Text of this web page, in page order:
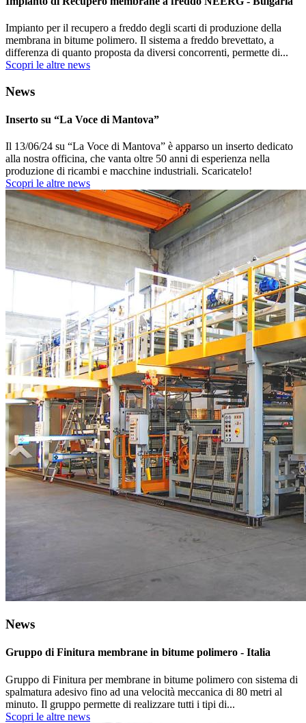
Impianto per il recupero a freddo degli scarti di produzione della
membrana in bitume polimero. Il sistema a freddo brevettato, a
differenza di quanto proposta da diversi concorrenti, permette di...
Scopri le altre news
News
Inserto su “La Voce di Mantova”
Il 13/06/24 su “La Voce di Mantova” è apparso un inserto dedicato
alla nostra officina, che vanta oltre 50 anni di esperienza nella
produzione di ricambi e macchine industriali. Scaricatelo!
Scopri le altre news
News
Gruppo di Finitura membrane in bitume polimero - Italia
Gruppo di Finitura per membrane in bitume polimero con sistema di
spalmatura adesivo fino ad una velocità meccanica di 80 metri al
minuto. Il gruppo permette di realizzare tutti i tipi di...
Scopri le altre news